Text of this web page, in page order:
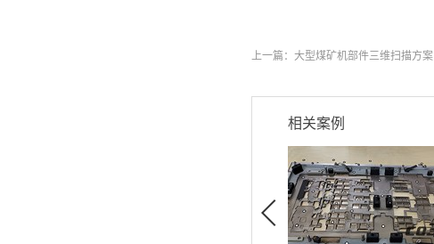
上一篇： 大型煤矿机部件三维扫描方案
相关案例